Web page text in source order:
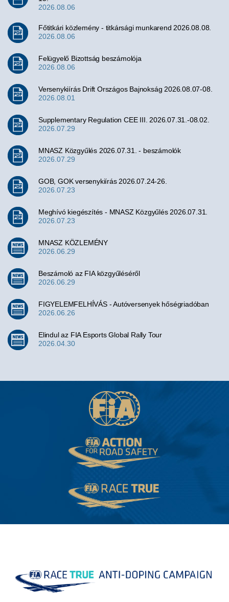
2026.08.06
Főtitkári közlemény - titkársági munkarend 2026.08.08.
2026.08.06
Felügyelő Bizottság beszámolója
2026.08.06
Versenykiírás Drift Országos Bajnokság 2026.08.07-08.
2026.08.01
Supplementary Regulation CEE III. 2026.07.31.-08.02.
2026.07.29
MNASZ Közgyűlés 2026.07.31. - beszámolók
2026.07.29
GOB, GOK versenykiírás 2026.07.24-26.
2026.07.23
Meghívó kiegészítés - MNASZ Közgyűlés 2026.07.31.
2026.07.23
MNASZ KÖZLEMÉNY
2026.06.29
Beszámoló az FIA közgyűléséről
2026.06.29
FIGYELEMFELHÍVÁS - Autóversenyek hőségriadóban
2026.06.26
Elindul az FIA Esports Global Rally Tour
2026.04.30